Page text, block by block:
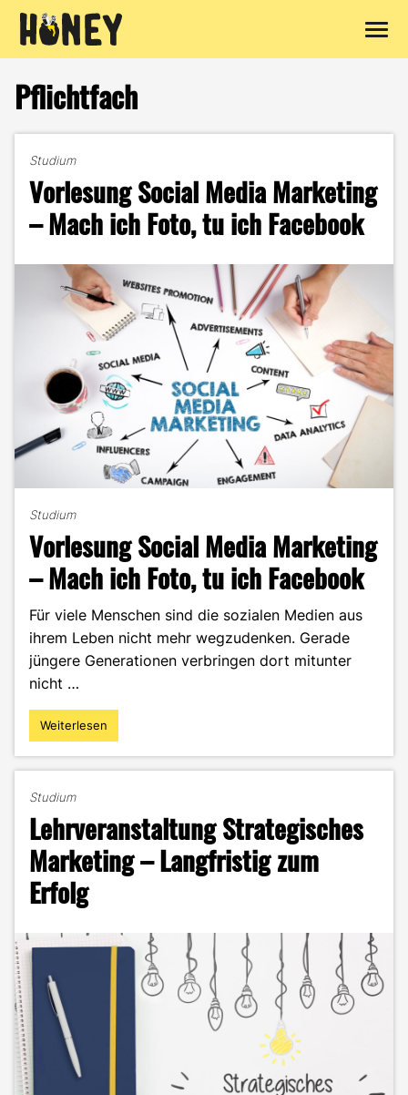
Inhalt
springen
Pflichtfach
Studium
Vorlesung Social Media Marketing
– Mach ich Foto, tu ich Facebook
Studium
Vorlesung Social Media Marketing
– Mach ich Foto, tu ich Facebook
Für viele Menschen sind die sozialen Medien aus
ihrem Leben nicht mehr wegzudenken. Gerade
jüngere Generationen verbringen dort mitunter
nicht …
"Vorlesung
Social
–
Mach
ich
Foto,
tu
ich
Weiterlesen
Studium
Lehrveranstaltung Strategisches
Marketing – Langfristig zum
Erfolg